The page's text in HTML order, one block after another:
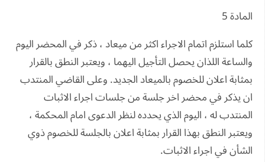
المادة 5
كلما استلزم اتمام الاجراء اكثر من ميعاد ، ذكر في المحضر اليوم
والساعة اللذان يحصل التأجيل اليهما ، ويعتبر النطق بالقرار
بمثابة اعلان للخصوم بالميعاد الجديد. وعلى القاضي المنتدب
ان يذكر في محضر اخر جلسة من جلسات اجراء الاثبات
المنتدب له ، اليوم الذي يحدده لنظر الدعوى امام المحكمة ،
ويعتبر النطق بهذا القرار بمثابة اعلان بالجلسة للخصوم ذوي
الشأن في اجراء الاثبات.